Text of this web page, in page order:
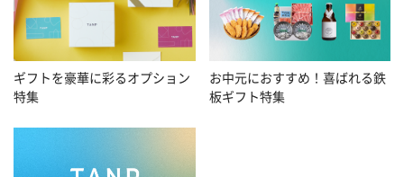
ギフトを豪華に彩るオプション
特集
お中元におすすめ！喜ばれる鉄
板ギフト特集